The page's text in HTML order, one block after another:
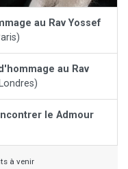
au Rav Yossef
au Rav
le Admour
à venir